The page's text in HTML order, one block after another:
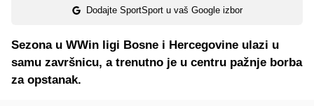
Dodajte SportSport u vaš Google izbor
Sezona u WWin ligi Bosne i Hercegovine ulazi u
samu završnicu, a trenutno je u centru pažnje borba
za opstanak.